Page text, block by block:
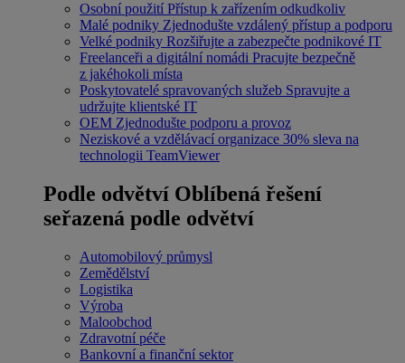
Osobní použití Přístup k zařízením odkudkoliv
Malé podniky Zjednodušte vzdálený přístup a podporu
Velké podniky Rozšiřujte a zabezpečte podnikové IT
Freelanceři a digitální nomádi Pracujte bezpečně
z jakéhokoli místa
Poskytovatelé spravovaných služeb Spravujte a
udržujte klientské IT
OEM Zjednodušte podporu a provoz
Neziskové a vzdělávací organizace 30% sleva na
technologii TeamViewer
Podle odvětví Oblíbená řešení
seřazená podle odvětví
Automobilový průmysl
Zemědělství
Logistika
Výroba
Maloobchod
Zdravotní péče
Bankovní a finanční sektor